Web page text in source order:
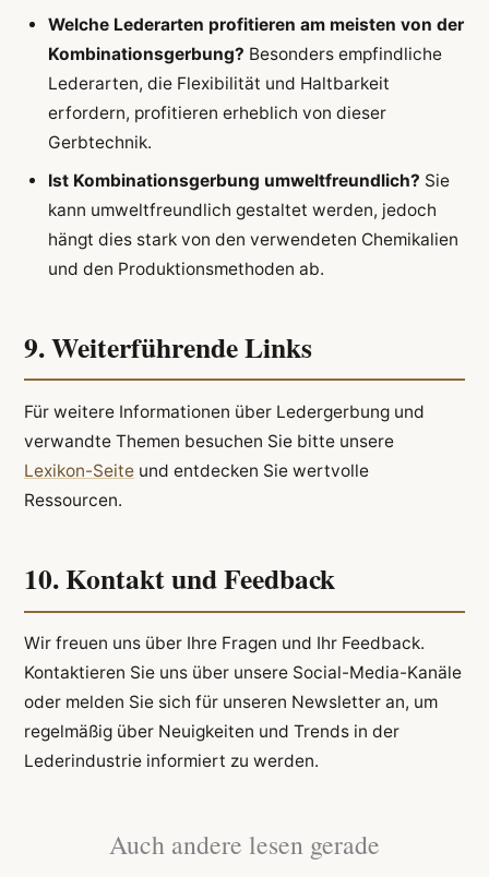
Welche Lederarten profitieren am meisten von der
Kombinationsgerbung? Besonders empfindliche
Lederarten, die Flexibilität und Haltbarkeit
erfordern, profitieren erheblich von dieser
Gerbtechnik.
Ist Kombinationsgerbung umweltfreundlich? Sie
kann umweltfreundlich gestaltet werden, jedoch
hängt dies stark von den verwendeten Chemikalien
und den Produktionsmethoden ab.
9. Weiterführende Links
Für weitere Informationen über Ledergerbung und
verwandte Themen besuchen Sie bitte unsere
Lexikon-Seiteund entdecken Sie wertvolle
Ressourcen.
10. Kontakt und Feedback
Wir freuen uns über Ihre Fragen und Ihr Feedback.
Kontaktieren Sie uns über unsere Social-Media-Kanäle
oder melden Sie sich für unseren Newsletter an, um
regelmäßig über Neuigkeiten und Trends in der
Lederindustrie informiert zu werden.
Auch andere lesen gerade